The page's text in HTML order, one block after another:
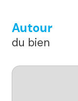
Autour
du bien